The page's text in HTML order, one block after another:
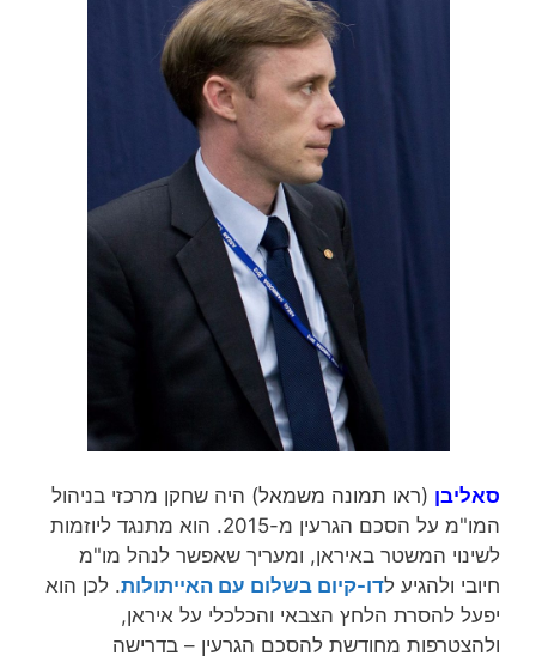
סאליבן (ראו תמונה משמאל) היה שחקן מרכזי בניהול
המו"מ על הסכם הגרעין מ-2015. הוא מתנגד ליוזמות
לשינוי המשטר באיראן, ומעריך שאפשר לנהל מו"מ
חיובי ולהגיע לדו-קיום בשלום עם האייתולות. לכן הוא
יפעל להסרת הלחץ הצבאי והכלכלי על איראן,
ולהצטרפות מחודשת להסכם הגרעין – בדרישה